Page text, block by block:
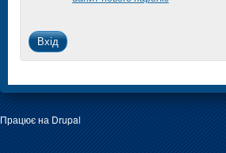
Працює на Drupal